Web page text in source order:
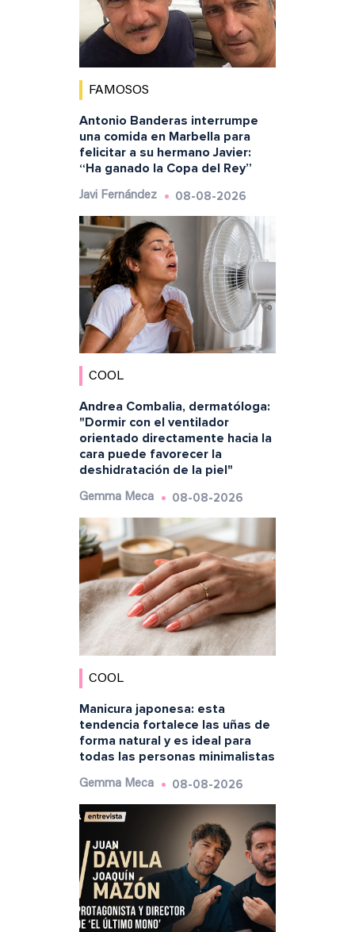
FAMOSOS
Antonio Banderas interrumpe
una comida en Marbella para
felicitar a su hermano Javier:
“Ha ganado la Copa del Rey”
Javi Fernández 08-08-2026
COOL
Andrea Combalia, dermatóloga:
"Dormir con el ventilador
orientado directamente hacia la
cara puede favorecer la
deshidratación de la piel"
Gemma Meca 08-08-2026
COOL
Manicura japonesa: esta
tendencia fortalece las uñas de
forma natural y es ideal para
todas las personas minimalistas
Gemma Meca 08-08-2026